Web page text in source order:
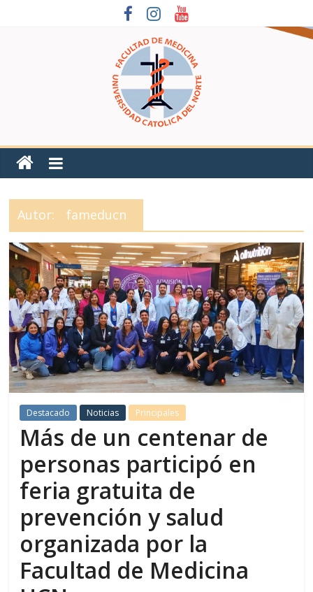
Autor: fameducn
Destacado Noticias Principales
Más de un centenar de
personas participó en
feria gratuita de
prevención y salud
organizada por la
Facultad de Medicina